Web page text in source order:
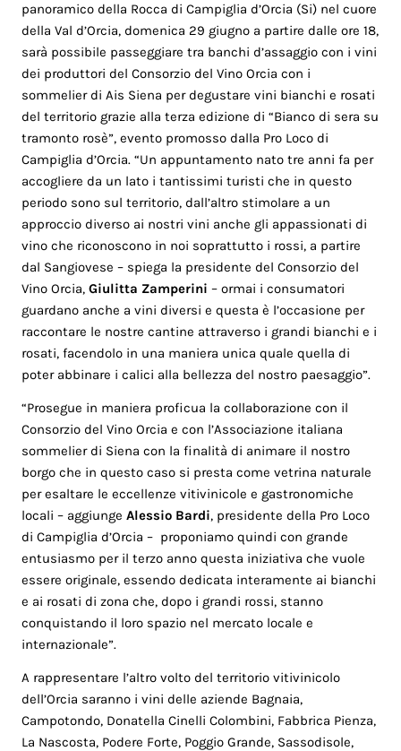
panoramico della Rocca di Campiglia d’Orcia (Si) nel cuore
della Val d’Orcia, domenica 29 giugno a partire dalle ore 18,
sarà possibile passeggiare tra banchi d’assaggio con i vini
dei produttori del Consorzio del Vino Orcia con i
sommelier di Ais Siena per degustare vini bianchi e rosati
del territorio grazie alla terza edizione di “Bianco di sera su
tramonto rosè”, evento promosso dalla Pro Loco di
Campiglia d’Orcia. “Un appuntamento nato tre anni fa per
accogliere da un lato i tantissimi turisti che in questo
periodo sono sul territorio, dall’altro stimolare a un
approccio diverso ai nostri vini anche gli appassionati di
vino che riconoscono in noi soprattutto i rossi, a partire
dal Sangiovese – spiega la presidente del Consorzio del
Vino Orcia,Giulitta Zamperini – ormai i consumatori
guardano anche a vini diversi e questa è l’occasione per
raccontare le nostre cantine attraverso i grandi bianchi e i
rosati, facendolo in una maniera unica quale quella di
poter abbinare i calici alla bellezza del nostro paesaggio”.
“Prosegue in maniera proficua la collaborazione con il
Consorzio del Vino Orcia e con l’Associazione italiana
sommelier di Siena con la finalità di animare il nostro
borgo che in questo caso si presta come vetrina naturale
per esaltare le eccellenze vitivinicole e gastronomiche
locali – aggiungeAlessio Bardi, presidente della Pro Loco
di Campiglia d’Orcia – proponiamo quindi con grande
entusiasmo per il terzo anno questa iniziativa che vuole
essere originale, essendo dedicata interamente ai bianchi
e ai rosati di zona che, dopo i grandi rossi, stanno
conquistando il loro spazio nel mercato locale e
internazionale”.
A rappresentare l’altro volto del territorio vitivinicolo
dell’Orcia saranno i vini delle aziende Bagnaia,
Campotondo, Donatella Cinelli Colombini, Fabbrica Pienza,
La Nascosta, Podere Forte, Poggio Grande, Sassodisole,